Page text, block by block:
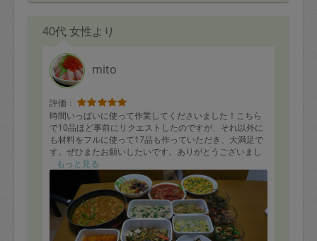
40代 女性より
mito
評価：
時間いっぱいに使って作業してくださいました！こちら
で10品ほど事前にリクエストしたのですが、それ以外に
も材料をフルに使って17品も作っていただき、大満足で
す。ぜひまたお願いしたいです。ありがとうございまし
た(^^)
もっと見る